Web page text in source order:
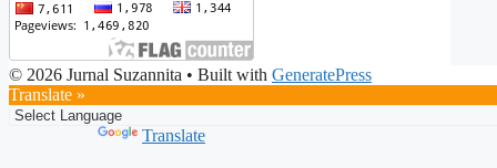
© 2026 Jurnal Suzannita • Built with GeneratePress
Translate »
Translate